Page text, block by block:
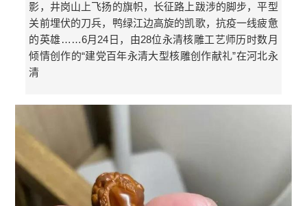
影，井岗山上飞扬的旗帜，长征路上跋涉的脚步，平型
关前埋伏的刀兵，鸭绿江边高旋的凯歌，抗疫一线疲惫
的英雄……6月24日，由28位永清核雕工艺师历时数月
倾情创作的“建党百年永清大型核雕创作献礼”在河北永
清